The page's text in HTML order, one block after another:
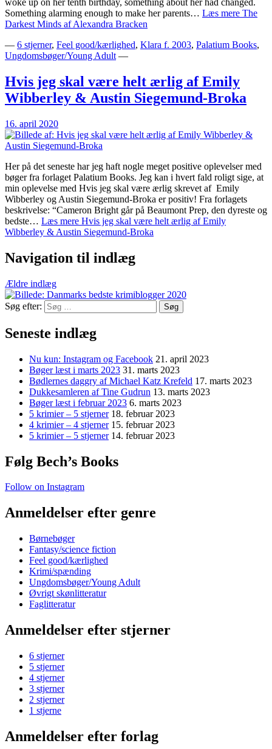
woke up on her tenth birthday, something about her had changed.
Something alarming enough to make her parents… Læs mere The
Darkest Minds af Alexandra Bracken
— 6 stjerner, Feel good/kærlighed, Klara f. 2003, Palatium Books,
Ungdomsbøger/Young Adult —
Hvis jeg skal være helt ærlig af Emily
Wibberley & Austin Siegemund-Broka
16. april 2020
Her på det seneste har jeg haft nogle meget positive oplevelser med
bøger fra forlaget Palatium Books. Jeg kan i hvert fald roligt sige, at
min oplevelse med Hvis jeg skal være ærlig skrevet af Emily
Wibberley og Austin Siegemund-Broka er positiv! Fra forlagets
beskrivelse: “Cameron Bright går på Beaumont Prep, den dyreste og
bedste… Læs mere Hvis jeg skal være helt ærlig af Emily
Wibberley & Austin Siegemund-Broka
Navigation til indlæg
Ældre indlæg
Søg efter:
Seneste indlæg
Nu kun: Instagram og Facebook 21. april 2023
Bøger læst i marts 2023 31. marts 2023
Bødlernes daggry af Michael Katz Krefeld 17. marts 2023
Dukkesamleren af Tine Gudrun 13. marts 2023
Bøger læst i februar 2023 6. marts 2023
5 krimier – 5 stjerner 18. februar 2023
4 krimier – 4 stjerner 15. februar 2023
5 krimier – 5 stjerner 14. februar 2023
Følg Bech’s Books
Follow on Instagram
Anmeldelser efter genre
Børnebøger
Fantasy/science fiction
Feel good/kærlighed
Krimi/spænding
Ungdomsbøger/Young Adult
Øvrigt skønlitteratur
Faglitteratur
Anmeldelser efter stjerner
6 stjerner
5 stjerner
4 stjerner
3 stjerner
2 stjerner
1 stjerne
Anmeldelser efter forlag